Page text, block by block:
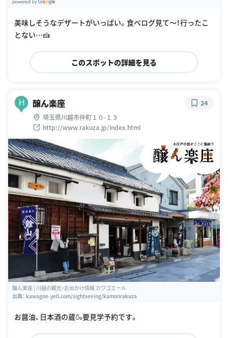
美味しそうなデザートがいっぱい。食べログ見て〜！行ったこ
とない…🍰
このスポットの詳細を見る
H 醸ん楽座
埼玉県川越市仲町１０-１３
http://www.rakuza.jp/index.html
24
醸ん楽座 | 川越の観光・お出かけ情報 カワゴエール
出典： kawagoe-yell.com/sightseeing/kamonrakuza
お醤油、日本酒の蔵🍶要見学予約です。